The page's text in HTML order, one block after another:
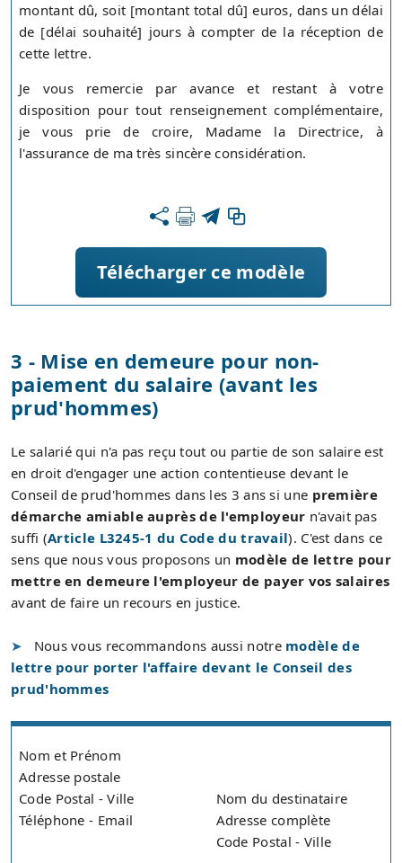
montant dû, soit [montant total dû] euros, dans un délai
de [délai souhaité] jours à compter de la réception de
cette lettre.
Je vous remercie par avance et restant à votre
disposition pour tout renseignement complémentaire,
je vous prie de croire, Madame la Directrice, à
l'assurance de ma très sincère considération.
Télécharger ce modèle
3 - Mise en demeure pour non-
paiement du salaire (avant les
prud'hommes)
Le salarié qui n'a pas reçu tout ou partie de son salaire est
en droit d'engager une action contentieuse devant le
Conseil de prud'hommes dans les 3 ans si une première
démarche amiable auprès de l'employeur n'avait pas
suffi (Article L3245-1 du Code du travail). C'est dans ce
sens que nous vous proposons un modèle de lettre pour
mettre en demeure l'employeur de payer vos salaires
avant de faire un recours en justice.
Nous vous recommandons aussi notre modèle de
lettre pour porter l'affaire devant le Conseil des
prud'hommes
Nom et Prénom
Adresse postale
Code Postal - Ville
Téléphone - Email
Nom du destinataire
Adresse complète
Code Postal - Ville